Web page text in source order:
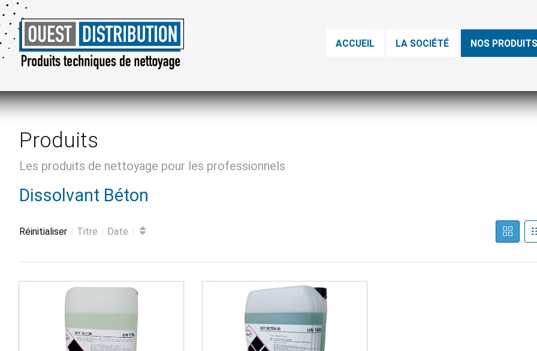
ACCUEIL LA SOCIÉTÉ NOS PRODUITS
Produits
Les produits de nettoyage pour les professionnels
Dissolvant Béton
Réinitialiser Titre Date